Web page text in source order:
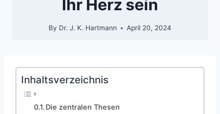
Ihr Herz sein
By Dr. J. K. Hartmann April 20, 2024
Inhaltsverzeichnis
Die zentralen Thesen